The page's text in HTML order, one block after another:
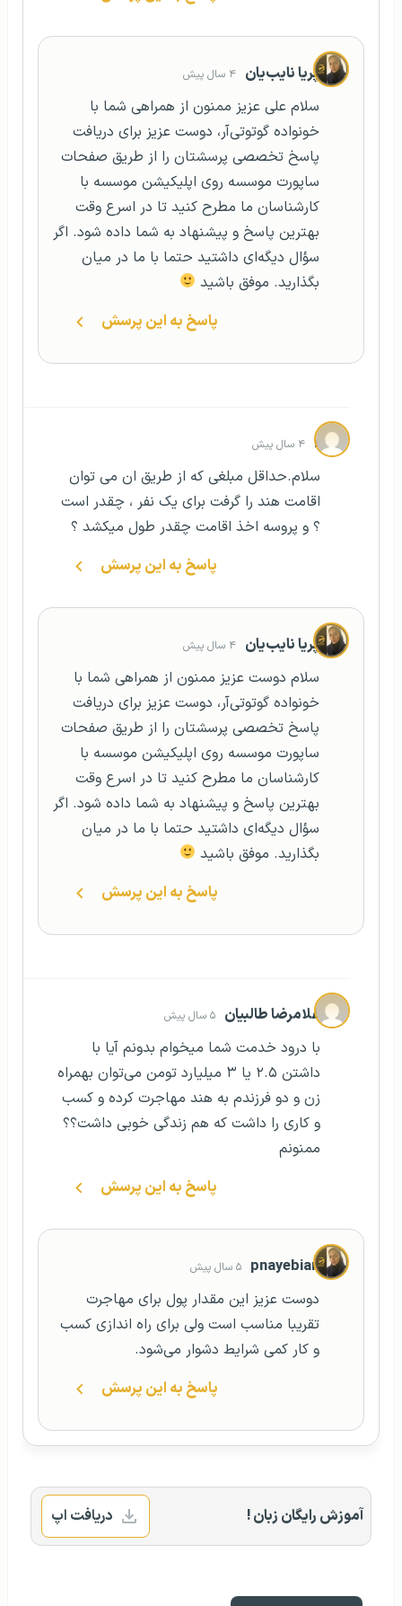
پریا نایب‌یان ۴ سال پیش
سلام علی عزیز ممنون از همراهی شما با
خونواده گوتوتی‌آر، دوست عزیز برای دریافت
پاسخ تخصصی پرسشتان را از طریق صفحات
ساپورت موسسه روی اپلیکیشن موسسه با
کارشناسان ما مطرح کنید تا در اسرع وقت
بهترین پاسخ و پیشنهاد به شما داده شود. اگر
سؤال دیگه‌ای داشتید حتما با ما در میان
بگذارید. موفق باشید
پاسخ به این پرسش
r ۴ سال پیش
سلام.حداقل مبلغی که از طریق ان می توان
اقامت هند را گرفت برای یک نفر ، چقدر است
؟ و پروسه اخذ اقامت چقدر طول میکشد ؟
پاسخ به این پرسش
پریا نایب‌یان ۴ سال پیش
سلام دوست عزیز ممنون از همراهی شما با
خونواده گوتوتی‌آر، دوست عزیز برای دریافت
پاسخ تخصصی پرسشتان را از طریق صفحات
ساپورت موسسه روی اپلیکیشن موسسه با
کارشناسان ما مطرح کنید تا در اسرع وقت
بهترین پاسخ و پیشنهاد به شما داده شود. اگر
سؤال دیگه‌ای داشتید حتما با ما در میان
بگذارید. موفق باشید
پاسخ به این پرسش
غلامرضا طالبیان ۵ سال پیش
با درود خدمت شما میخوام بدونم آیا با
داشتن ٢.۵ یا ٣ میلیارد تومن می‌توان بهمراه
زن و دو فرزندم به هند مهاجرت کرده و کسب
و کاری را داشت که هم زندگی خوبی داشت؟؟
ممنونم
پاسخ به این پرسش
pnayebian ۵ سال پیش
دوست عزیز این مقدار پول برای مهاجرت
تقریبا مناسب است ولی برای راه اندازی کسب
و کار کمی شرایط دشوار می‌شود.
پاسخ به این پرسش
آموزش رایگان زبان ! دریافت اپ